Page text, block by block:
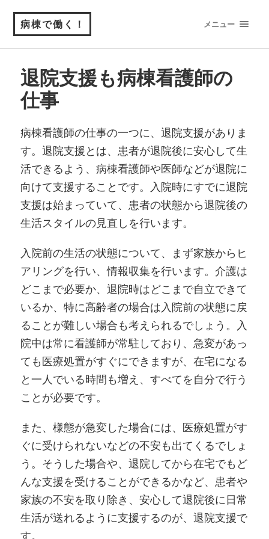
病棟で働く！ メニュー
退院支援も病棟看護師の
仕事
病棟看護師の仕事の一つに、退院支援がありま
す。退院支援とは、患者が退院後に安心して生
活できるよう、病棟看護師や医師などが退院に
向けて支援することです。入院時にすでに退院
支援は始まっていて、患者の状態から退院後の
生活スタイルの見直しを行います。
入院前の生活の状態について、まず家族からヒ
アリングを行い、情報収集を行います。介護は
どこまで必要か、退院時はどこまで自立できて
いるか、特に高齢者の場合は入院前の状態に戻
ることが難しい場合も考えられるでしょう。入
院中は常に看護師が常駐しており、急変があっ
ても医療処置がすぐにできますが、在宅になる
と一人でいる時間も増え、すべてを自分で行う
ことが必要です。
また、様態が急変した場合には、医療処置がす
ぐに受けられないなどの不安も出てくるでしょ
う。そうした場合や、退院してから在宅でもど
んな支援を受けることができるかなど、患者や
家族の不安を取り除き、安心して退院後に日常
生活が送れるように支援するのが、退院支援で
す。